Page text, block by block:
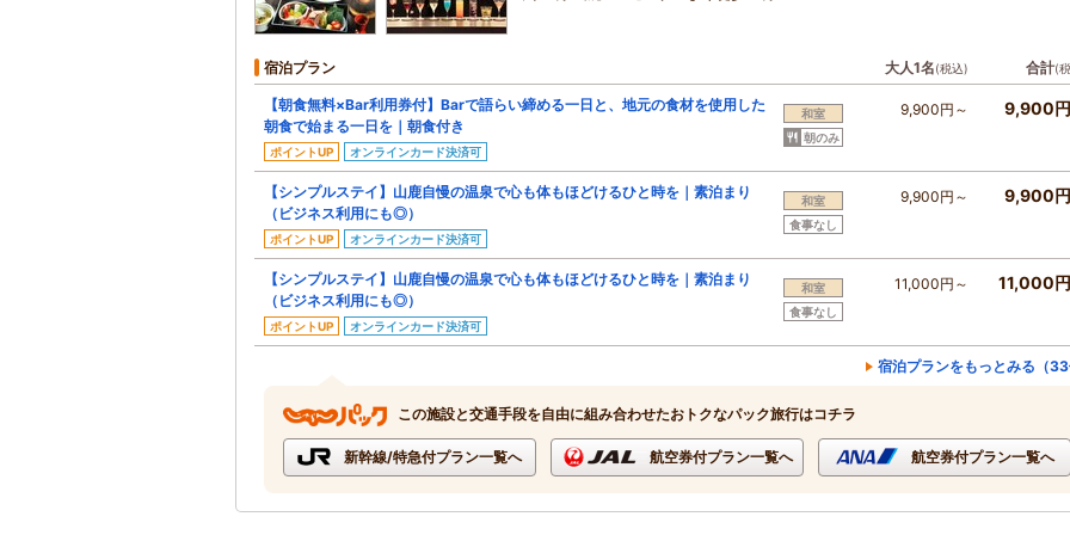
宿泊プラン 大人1名(税込) 合計(
【朝食無料×Bar利用券付】Barで語らい締める一日と、地元の食材を使用した
朝食で始まる一日を｜朝食付き
ポイントUP オンラインカード決済可
和室
朝のみ
9,900円～ 9,900
【シンプルステイ】山鹿自慢の温泉で心も体もほどけるひと時を｜素泊まり
（ビジネス利用にも◎）
ポイントUP オンラインカード決済可
和室
食事なし
9,900円～ 9,900
【シンプルステイ】山鹿自慢の温泉で心も体もほどけるひと時を｜素泊まり
（ビジネス利用にも◎）
ポイントUP オンラインカード決済可
和室
食事なし
11,000円～ 11,000
宿泊プランをもっとみる（33
この施設と交通手段を自由に組み合わせたおトクなパック旅行はコチラ
新幹線/特急付プラン一覧へ 航空券付プラン一覧へ 航空券付プラン一覧へ